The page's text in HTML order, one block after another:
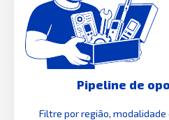
Pipeline de
Filtre por região,